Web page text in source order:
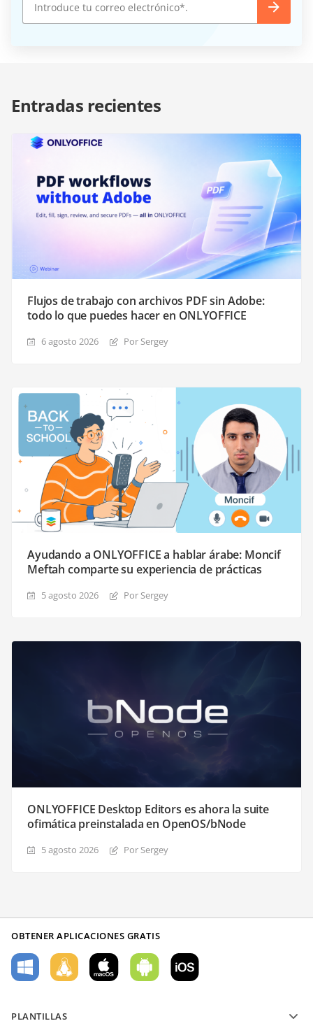
Entradas recientes
Flujos de trabajo con archivos PDF sin Adobe:
todo lo que puedes hacer en ONLYOFFICE
6 agosto 2026 Por Sergey
Ayudando a ONLYOFFICE a hablar árabe: Moncif
Meftah comparte su experiencia de prácticas
5 agosto 2026 Por Sergey
ONLYOFFICE Desktop Editors es ahora la suite
ofimática preinstalada en OpenOS/bNode
5 agosto 2026 Por Sergey
OBTENER APLICACIONES GRATIS
PLANTILLAS